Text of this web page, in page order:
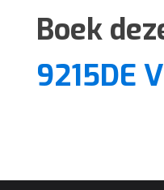
Boek
9215DE